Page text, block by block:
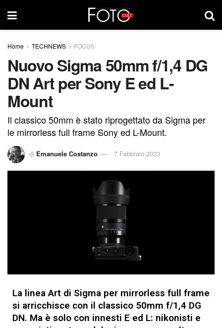
Home TECHNEWS FOCUS
Nuovo Sigma 50mm f/1,4 DG
DN Art per Sony E ed L-
Mount
Il classico 50mm è stato riprogettato da Sigma per
le mirrorless full frame Sony ed L-Mount.
di Emanuele Costanzo 7 Febbraio 2023
La linea Art di Sigma per mirrorless full frame
si arricchisce con il classico 50mm f/1,4 DG
DN. Ma è solo con innesti E ed L: nikonisti e